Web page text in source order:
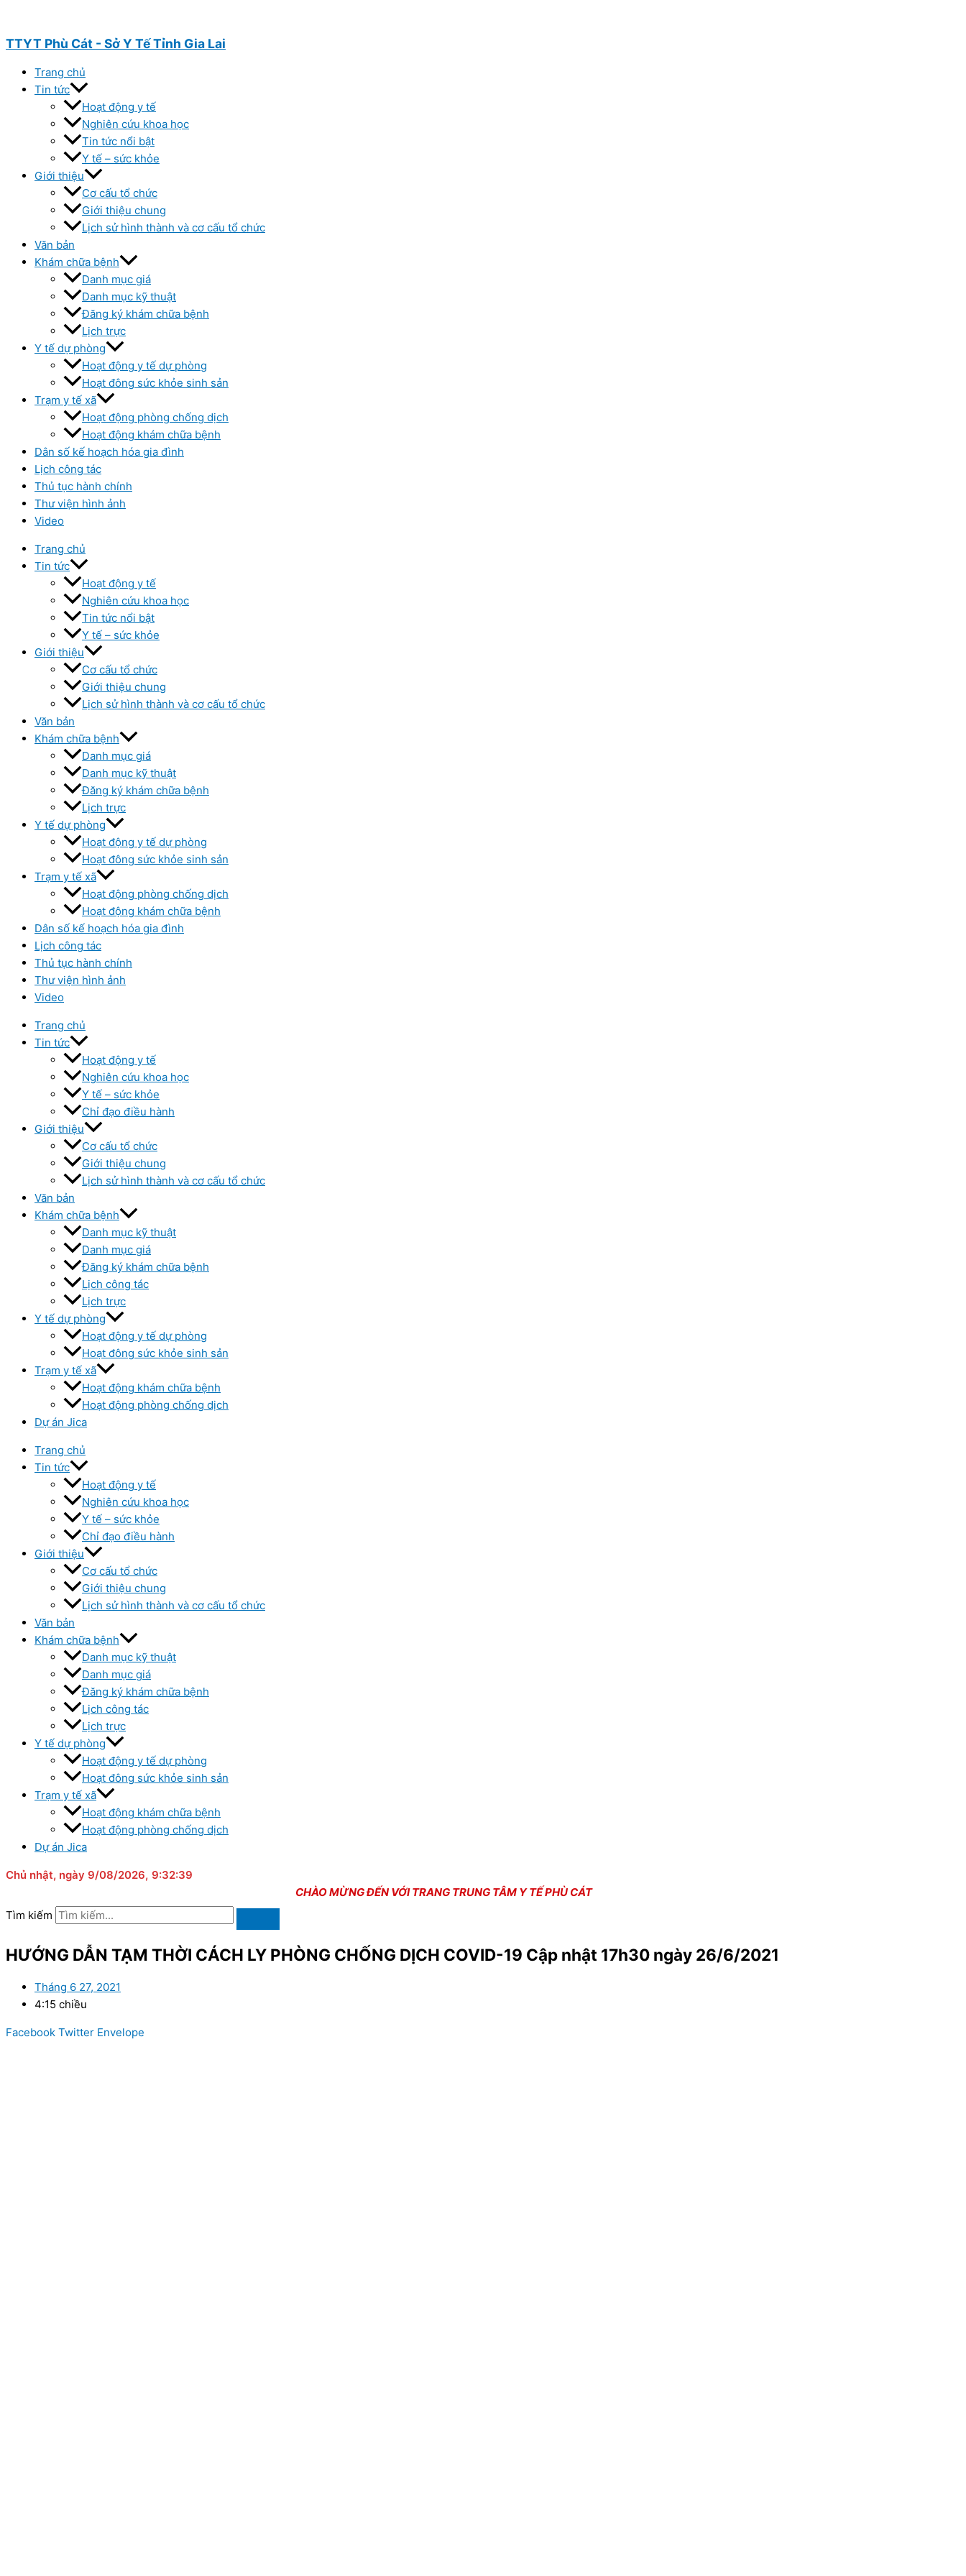
nội
TTYT Phù Cát - Sở Y Tế Tỉnh Gia Lai
Trang chủ
Tin tức
Hoạt động y tế
Nghiên cứu khoa học
Tin tức nổi bật
Y tế – sức khỏe
Giới thiệu
Cơ cấu tổ chức
Giới thiệu chung
Lịch sử hình thành và cơ cấu tổ chức
Văn bản
Khám chữa bệnh
Danh mục giá
Danh mục kỹ thuật
Đăng ký khám chữa bệnh
Lịch trực
Y tế dự phòng
Hoạt động y tế dự phòng
Hoạt đông sức khỏe sinh sản
Trạm y tế xã
Hoạt động phòng chống dịch
Hoạt động khám chữa bệnh
Dân số kế hoạch hóa gia đình
Lịch công tác
Thủ tục hành chính
Thư viện hình ảnh
Video
Trang chủ
Tin tức
Hoạt động y tế
Nghiên cứu khoa học
Tin tức nổi bật
Y tế – sức khỏe
Giới thiệu
Cơ cấu tổ chức
Giới thiệu chung
Lịch sử hình thành và cơ cấu tổ chức
Văn bản
Khám chữa bệnh
Danh mục giá
Danh mục kỹ thuật
Đăng ký khám chữa bệnh
Lịch trực
Y tế dự phòng
Hoạt động y tế dự phòng
Hoạt đông sức khỏe sinh sản
Trạm y tế xã
Hoạt động phòng chống dịch
Hoạt động khám chữa bệnh
Dân số kế hoạch hóa gia đình
Lịch công tác
Thủ tục hành chính
Thư viện hình ảnh
Video
Trang chủ
Tin tức
Hoạt động y tế
Nghiên cứu khoa học
Y tế – sức khỏe
Chỉ đạo điều hành
Giới thiệu
Cơ cấu tổ chức
Giới thiệu chung
Lịch sử hình thành và cơ cấu tổ chức
Văn bản
Khám chữa bệnh
Danh mục kỹ thuật
Danh mục giá
Đăng ký khám chữa bệnh
Lịch công tác
Lịch trực
Y tế dự phòng
Hoạt động y tế dự phòng
Hoạt đông sức khỏe sinh sản
Trạm y tế xã
Hoạt động khám chữa bệnh
Hoạt động phòng chống dịch
Dự án Jica
Trang chủ
Tin tức
Hoạt động y tế
Nghiên cứu khoa học
Y tế – sức khỏe
Chỉ đạo điều hành
Giới thiệu
Cơ cấu tổ chức
Giới thiệu chung
Lịch sử hình thành và cơ cấu tổ chức
Văn bản
Khám chữa bệnh
Danh mục kỹ thuật
Danh mục giá
Đăng ký khám chữa bệnh
Lịch công tác
Lịch trực
Y tế dự phòng
Hoạt động y tế dự phòng
Hoạt đông sức khỏe sinh sản
Trạm y tế xã
Hoạt động khám chữa bệnh
Hoạt động phòng chống dịch
Dự án Jica
Chủ nhật, ngày 9/08/2026, 9:32:39
CHÀO MỪNG ĐẾN VỚI TRANG TRUNG TÂM Y TẾ PHÙ CÁT
Tìm kiếm
HƯỚNG DẪN TẠM THỜI CÁCH LY PHÒNG CHỐNG DỊCH COVID-19 Cập nhật 17h30 ngày 26/6/2021
Tháng 6 27, 2021
4:15 chiều
Facebook Twitter Envelope